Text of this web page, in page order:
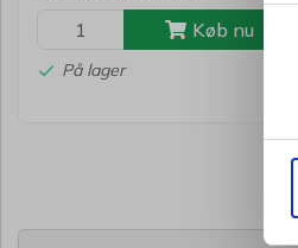
Køb nu
På lager